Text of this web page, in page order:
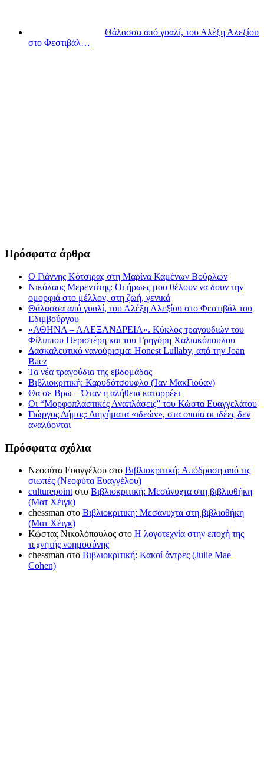
Θάλασσα από γυαλί, του Αλέξη Αλεξίου
στο Φεστιβάλ…
Πρόσφατα άρθρα
Ο Γιάννης Κότσιρας στη Μαρίνα Καμένων Βούρλων
Νικόλαος Μερεντίτης: Οι ήρωες μου θέλουν να δουν την
ομορφιά στο μέλλον, στη ζωή, γενικά
Θάλασσα από γυαλί, του Αλέξη Αλεξίου στο Φεστιβάλ του
Εδιμβούργου
«ΑΘΗΝΑ – ΑΛΕΞΑΝΔΡΕΙΑ». Κύκλος τραγουδιών του
Φίλιππου Περιστέρη και του Γρηγόρη Χαλιακόπουλου
Δασκαλευτικό νανούρισμα: Honest Lullaby, από την Joan
Baez
Τα νέα τραγούδια της εβδομάδας
Βιβλιοκριτική: Καρυδότσουφλο (Ίαν ΜακΓιούαν)
Θα σε Βρω – Όταν η αλήθεια καταρρέει
Οι “Μορφοπλαστικές Αναπλάσεις” του Κώστα Ευαγγελάτου
Γιώργος Δήμος: Διηγήματα «ιδεών», στα οποία οι ιδέες δεν
αναλύονται
Πρόσφατα σχόλια
Νεοφύτα Ευαγγέλου στο Βιβλιοκριτική: Απόδραση από τις
σιωπές (Νεοφύτα Ευαγγέλου)
culturepointστο Βιβλιοκριτική: Μεσάνυχτα στη βιβλιοθήκη
(Ματ Χέιγκ)
chessman στο Βιβλιοκριτική: Μεσάνυχτα στη βιβλιοθήκη
(Ματ Χέιγκ)
Κώστας Νικολόπουλος στο Η λογοτεχνία στην εποχή της
τεχνητής νοημοσύνης
chessman στο Βιβλιοκριτική: Κακοί άντρες (Julie Mae
Cohen)